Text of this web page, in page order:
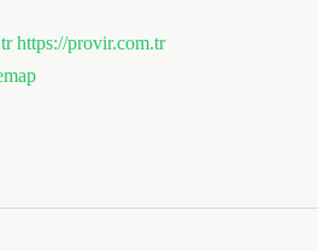
https://provir.com.tr